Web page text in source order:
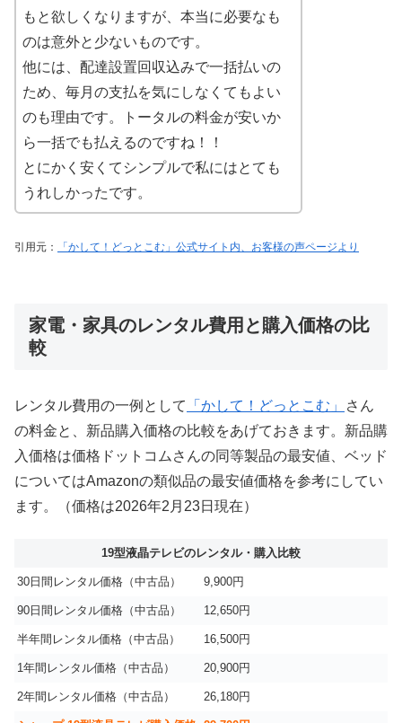
もと欲しくなりますが、本当に必要なも
のは意外と少ないものです。
他には、配達設置回収込みで一括払いの
ため、毎月の支払を気にしなくてもよい
のも理由です。トータルの料金が安いか
ら一括でも払えるのですね！！
とにかく安くてシンプルで私にはとても
うれしかったです。
引用元： 「かして！どっとこむ」公式サイト内、お客様の声ページより
家電・家具のレンタル費用と購入価格の比
較
レンタル費用の一例として 「かして！どっとこむ」
さん
の料金と、新品購入価格の比較をあげておきます。新品購
入価格は価格ドットコムさんの同等製品の最安値、ベッド
についてはAmazonの類似品の最安値価格を参考にしてい
ます。（価格は2026年2月23日現在）
19型液晶テレビのレンタル・購入比較
30日間レンタル価格（中古品） 9,900円
90日間レンタル価格（中古品） 12,650円
半年間レンタル価格（中古品） 16,500円
1年間レンタル価格（中古品） 20,900円
2年間レンタル価格（中古品） 26,180円